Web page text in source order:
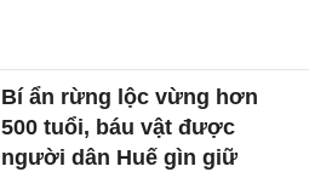
Bí ẩn rừng lộc vừng hơn
500 tuổi, báu vật được
người dân Huế gìn giữ